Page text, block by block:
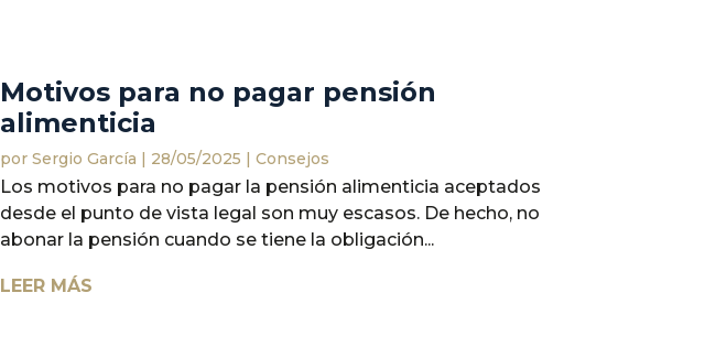
Motivos para no pagar pensión
alimenticia
porSergio García | 28/05/2025 |Consejos
Los motivos para no pagar la pensión alimenticia aceptados
desde el punto de vista legal son muy escasos. De hecho, no
abonar la pensión cuando se tiene la obligación...
LEER MÁS